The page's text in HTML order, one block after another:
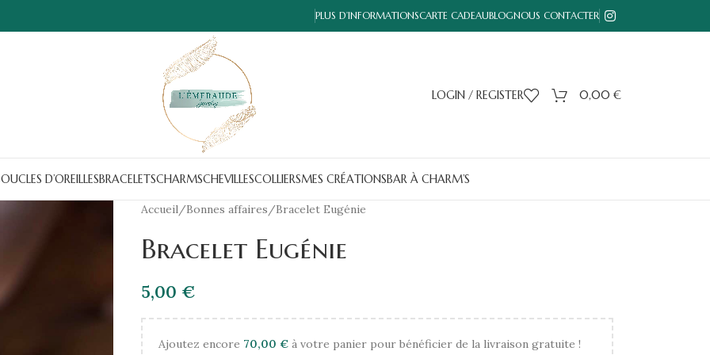
PLUS D’INFORMATIONSCARTE CADEAUBLOGNOUS CONTACTER
LOGIN / REGISTER 0,00 €
D’OREILLESBRACELETSCHARMSCHEVILLESCOLLIERSMES CRÉATIONSBAR À CHARM’S
Accueil Bonnes affaires Bracelet Eugénie
Bracelet Eugénie
5,00 €
Ajoutez encore 70,00 €à votre panier pour bénéficier de la livraison gratuite !